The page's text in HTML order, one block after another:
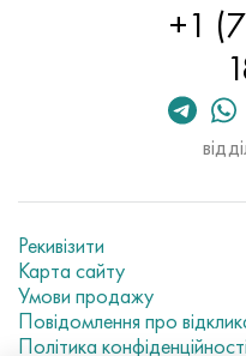
+1
Рекивізити
Карта сайту
Умови продажу
Повідомлення про
Політика конфіденційності